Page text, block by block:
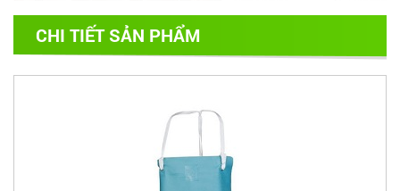
CHI TIẾT SẢN PHẨM